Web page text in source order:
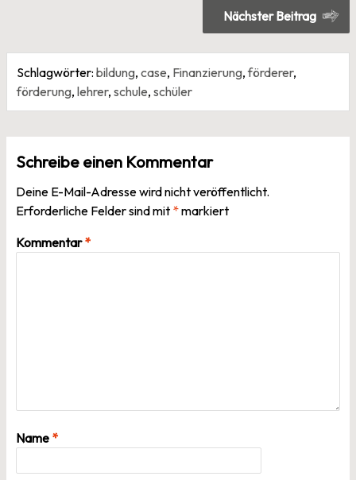
Nächster Beitrag
Schlagwörter: bildung, case, Finanzierung,förderer,
förderung, lehrer, schule, schüler
Schreibe einen Kommentar
Deine E-Mail-Adresse wird nicht veröffentlicht.
Erforderliche Felder sind mit *markiert
Kommentar*
Name *